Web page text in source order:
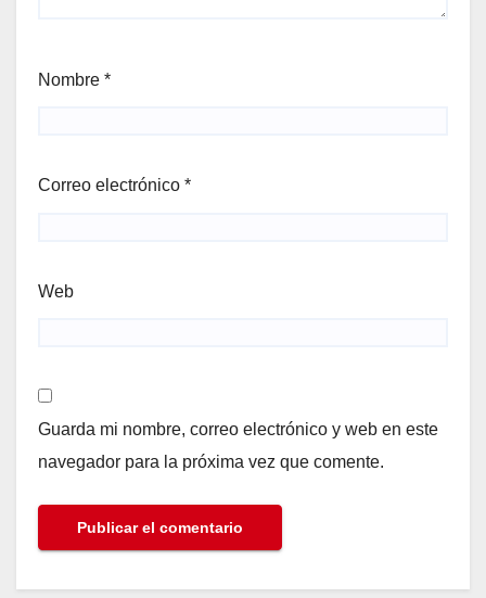
Nombre *
Correo electrónico *
Web
Guarda mi nombre, correo electrónico y web en este
navegador para la próxima vez que comente.